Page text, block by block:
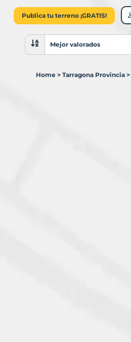
Publica tu terreno ¡GRATIS!
Ordenar resultados
Mejor valorados
Home > Tarragona Provincia >